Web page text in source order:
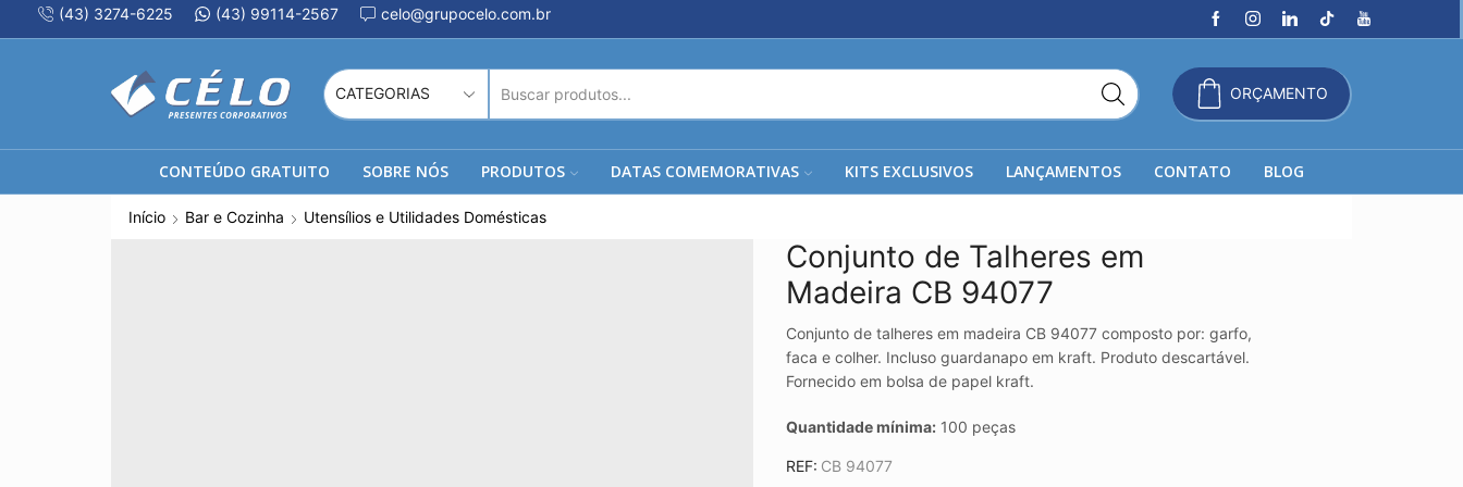
(43) 3274-6225 (43) 99114-2567 celo@grupocelo.com.br
DE
PESQUISA
ORÇAMENTO
CONTEÚDO GRATUITO SOBRE NÓS PRODUTOS DATAS COMEMORATIVAS KITS EXCLUSIVOS LANÇAMENTOS CONTATO BLOG
Início Bar e Cozinha Utensílios e Utilidades Domésticas
Conjunto de Talheres em
Madeira CB 94077
Conjunto de talheres em madeira CB 94077 composto por: garfo,
faca e colher. Incluso guardanapo em kraft. Produto descartável.
Fornecido em bolsa de papel kraft.
Quantidade mínima: 100 peças
REF: CB 94077